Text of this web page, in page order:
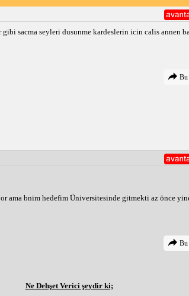
sacma seyleri dusunme kardeslerin icin calis annen
Bu
ama bnim hedefim Üniversitesinde gitmekti az önce
Bu
Ne Dehşet Verici şeydir ki;